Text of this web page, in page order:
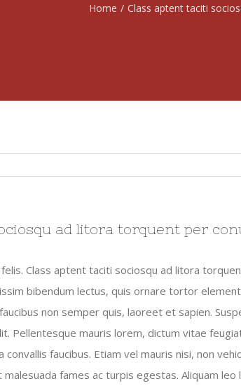
Home / Class aptent taciti
ad litora torquent per
Class aptent taciti sociosqu ad litora
bibendum lectus, quis ornare tortor
non semper quis, laoreet et sapien.
Pellentesque mauris lorem, dictum vitae
convallis faucibus. Etiam vel mauris nisi, non
fames ac turpis egestas. Aliquam